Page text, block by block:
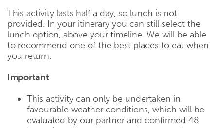
This activity lasts half a day, so lunch is not
provided. In your itinerary you can still select the
lunch option, above your timeline. We will be able
to recommend one of the best places to eat when
you return.
Important
This activity can only be undertaken in
favourable weather conditions, which will be
evaluated by our partner and confirmed 48